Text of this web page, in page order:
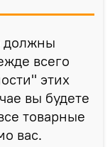
должны
всего
этих
вы будете
товарные
вас.